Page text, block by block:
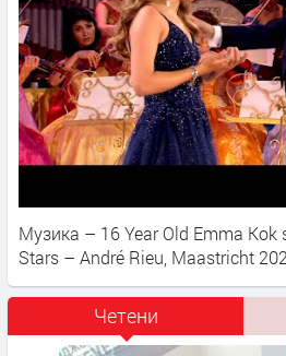
Музика – 16 Year Old Emma Kok
Stars – André Rieu, Maastricht
Четени